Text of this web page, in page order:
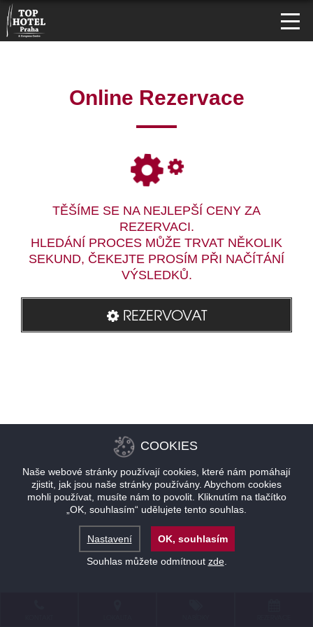
Online Rezervace
TĚŠÍME SE NA NEJLEPŠÍ CENY ZA
REZERVACI.
HLEDÁNÍ PROCES MŮŽE TRVAT NĚKOLIK
SEKUND, ČEKEJTE PROSÍM PŘI NAČÍTÁNÍ
VÝSLEDKŮ.
REZERVOVAT
COOKIES
Naše webové stránky používají cookies, které nám pomáhají
zjistit, jak jsou naše stránky používány. Abychom cookies
mohli používat, musíte nám to povolit. Kliknutím na tlačítko
„OK, souhlasím“ udělujete tento souhlas.
Nastavení
OK, souhlasím
Souhlas můžete odmítnout zde.